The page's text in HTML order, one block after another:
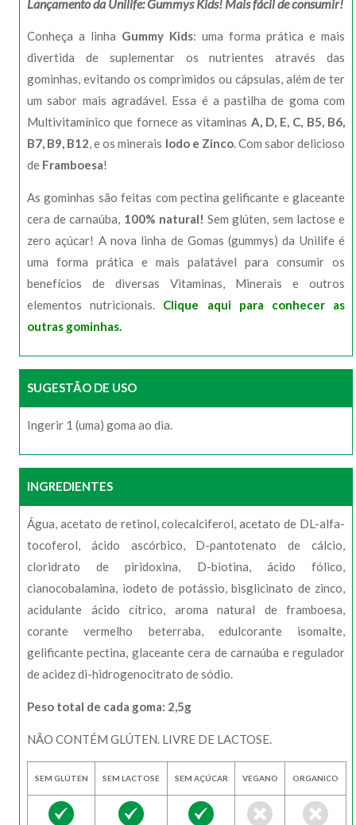
Lançamento da Unilife: Gummys Kids! Mais fácil de consumir!
Conheça a linha Gummy Kids: uma forma prática e mais
divertida de suplementar os nutrientes através das
gominhas, evitando os comprimidos ou cápsulas, além de ter
um sabor mais agradável. Essa é a pastilha de goma com
Multivitamínico que fornece as vitaminas A, D, E, C, B5, B6,
B7, B9, B12, e os minerais Iodo e Zinco. Com sabor delicioso
de Framboesa!
As gominhas são feitas com pectina gelificante e glaceante
cera de carnaúba, 100% natural! Sem glúten, sem lactose e
zero açúcar! A nova linha de Gomas (gummys) da Unilife é
uma forma prática e mais palatável para consumir os
benefícios de diversas Vitaminas, Minerais e outros
elementos nutricionais. Clique aqui para conhecer as
outras gominhas.
SUGESTÃO DE USO
Ingerir 1 (uma) goma ao dia.
INGREDIENTES
Água, acetato de retinol, colecalciferol, acetato de DL-alfa-
tocoferol, ácido ascórbico, D-pantotenato de cálcio,
cloridrato de piridoxina, D-biotina, ácido fólico,
cianocobalamina, iodeto de potássio, bisglicinato de zinco,
acidulante ácido cítrico, aroma natural de framboesa,
corante vermelho beterraba, edulcorante isomalte,
gelificante pectina, glaceante cera de carnaúba e regulador
de acidez di-hidrogenocitrato de sódio.
Peso total de cada goma: 2,5g
NÃO CONTÉM GLÚTEN. LIVRE DE LACTOSE.
SEM GLÚTEN SEM LACTOSE SEM AÇÚCAR VEGANO ORGANICO